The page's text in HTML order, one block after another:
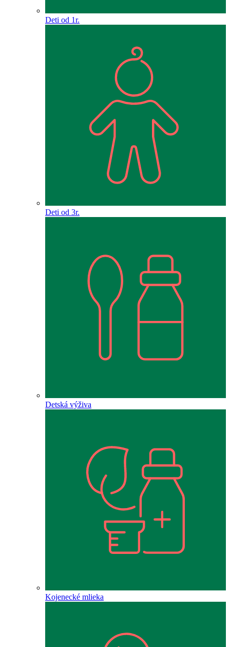
Deti od 1r.
Deti od 3r.
Detská výživa
Kojenecké mlieka